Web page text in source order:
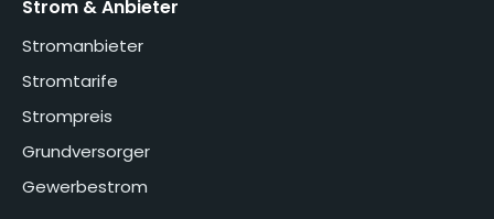
Strom & Anbieter
Stromanbieter
Stromtarife
Strompreis
Grundversorger
Gewerbestrom